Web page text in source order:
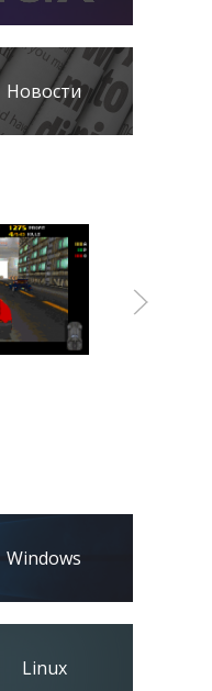
Новости
Windows
Linux